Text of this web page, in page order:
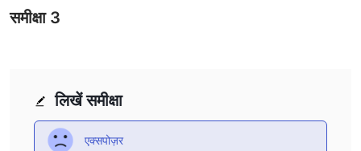
लिखें समीक्षा
एक्सपोज़र
समीक्षा3